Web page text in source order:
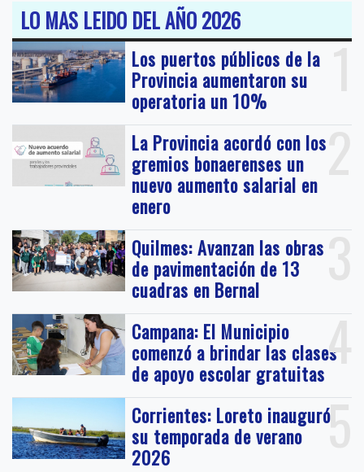
LO MAS LEIDO DEL AÑO 2026
1
Los puertos públicos de la
Provincia aumentaron su
operatoria un 10%
2
La Provincia acordó con los
gremios bonaerenses un
nuevo aumento salarial en
enero
3
Quilmes: Avanzan las obras
de pavimentación de 13
cuadras en Bernal
4
Campana: El Municipio
comenzó a brindar las clases
de apoyo escolar gratuitas
5
Corrientes: Loreto inauguró
su temporada de verano
2026